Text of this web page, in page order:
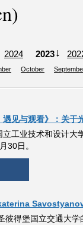
2024 2023
October
遇见与观看》：关于
立工业技术和设计大
30日。
彼得堡国立交通大